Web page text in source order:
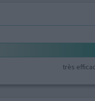
très